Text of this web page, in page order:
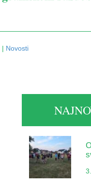
| Novosti